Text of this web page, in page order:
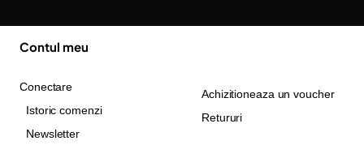
Contul meu
Conectare
Istoric comenzi
Newsletter
Achizitioneaza un voucher
Retururi